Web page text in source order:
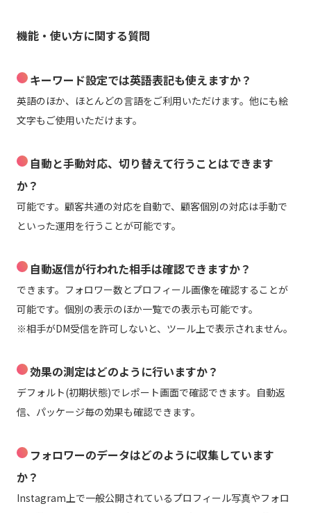
機能・使い方に関する質問
キーワード設定では英語表記も使えますか？
英語のほか、ほとんどの言語をご利用いただけます。他にも絵
文字もご使用いただけます。
自動と手動対応、切り替えて行うことはできます
か？
可能です。顧客共通の対応を自動で、顧客個別の対応は手動で
といった運用を行うことが可能です。
自動返信が行われた相手は確認できますか？
できます。フォロワー数とプロフィール画像を確認することが
可能です。個別の表示のほか一覧での表示も可能です。
※相手がDM受信を許可しないと、ツール上で表示されません。
効果の測定はどのように行いますか？
デフォルト(初期状態)でレポート画面で確認できます。自動返
信、パッケージ毎の効果も確認できます。
フォロワーのデータはどのように収集しています
か？
Instagram上で一般公開されているプロフィール写真やフォロ